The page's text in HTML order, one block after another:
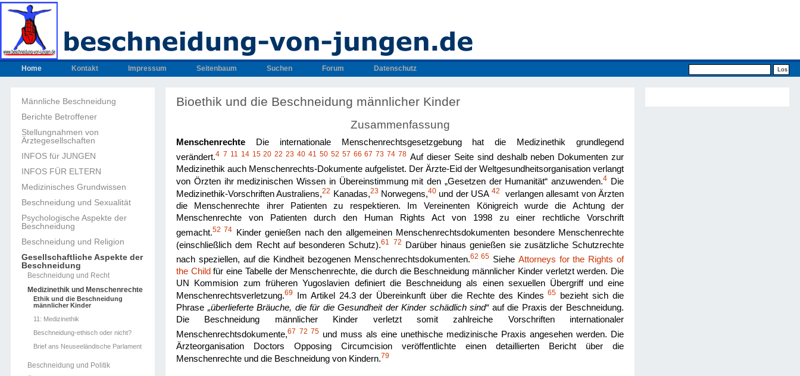
Home Kontakt Impressum Seitenbaum Suchen Forum Datenschutz
Männliche Beschneidung
Berichte Betroffener
Stellungnahmen von
Ärztegesellschaften
INFOS für JUNGEN
INFOS FÜR ELTERN
Medizinisches Grundwissen
Beschneidung und Sexualität
Psychologische Aspekte der
Beschneidung
Beschneidung und Religion
Gesellschaftliche Aspekte der
Beschneidung
Beschneidung und Recht
Medizinethik und Menschenrechte
Ethik und die Beschneidung
männlicher Kinder
11: Medizinethik
Beschneidung-ethisch oder nicht?
Brief ans Neuseeländische Parlament
Beschneidung und Politik
Bioethik und die Beschneidung männlicher Kinder
Zusammenfassung
Menschenrechte
Die internationale Menschenrechtsgesetzgebung hat die Medizinethik grundlegend
verändert.4 7 11 14 15 20 22 23 40 41 50 52 57 66 67 73 74 78 Auf dieser Seite sind deshalb neben Dokumenten zur
Medizinethik auch Menschenrechts-Dokumente aufgelistet. Der Ärzte-Eid der Weltgesundheitsorganisation verlangt
von Örzten ihr medizinischen Wissen in Übereinstimmung mit den „Gesetzen der Humanität“ anzuwenden.4 Die
Medizinethik-Vorschriften Australiens,22 Kanadas,23Norwegens,40 und der USA42
verlangen allesamt von Ärzten
die Menschenrechte ihrer Patienten zu respektieren. Im Vereinenten Königreich wurde die Achtung der
Menschenrechte von Patienten durch den Human Rights Act von 1998 zu einer rechtliche Vorschrift
gemacht.52 74 Kinder genießen nach den allgemeinen Menschenrechtsdokumenten besondere Menschenrechte
(einschließlich dem Recht auf besonderen Schutz).61 72 Darüber hinaus genießen sie zusätzliche Schutzrechte
nach speziellen, auf die Kindheit bezogenen Menschenrechtsdokumenten.62 65 Siehe Attorneys for the Rights of
the Child für eine Tabelle der Menschenrechte, die durch die Beschneidung männlicher Kinder verletzt werden. Die
UN Kommision zum früheren Yugoslavien definiert die Beschneidung als einen sexuellen Übergriff und eine
Menschenrechtsverletzung.69 Im Artikel 24.3 der Übereinkunft über die Rechte des Kindes65
bezieht sich die
Phrase „überlieferte Bräuche, die für die Gesundheit der Kinder schädlich sind“auf die Praxis der Beschneidung.
Die Beschneidung männlicher Kinder verletzt somit zahlreiche Vorschriften internationaler
Menschenrechtsdokumente,67 72 75 und muss als eine unethische medizinische Praxis angesehen werden. Die
Ärzteorganisation Doctors Opposing Circumcision veröffentlichte einen detaillierten Bericht über die
Menschenrechte und die Beschneidung von Kindern.79